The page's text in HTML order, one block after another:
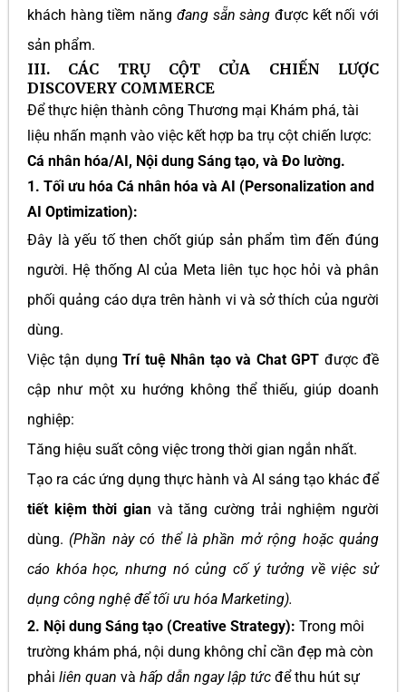
khách hàng tiềm năng đang sẵn sàng được kết nối với
sản phẩm.
III. CÁC TRỤ CỘT CỦA CHIẾN LƯỢC
DISCOVERY COMMERCE
Để thực hiện thành công Thương mại Khám phá, tài
liệu nhấn mạnh vào việc kết hợp ba trụ cột chiến lược:
Cá nhân hóa/AI, Nội dung Sáng tạo, và Đo lường.
1. Tối ưu hóa Cá nhân hóa và AI (Personalization and
AI Optimization):
Đây là yếu tố then chốt giúp sản phẩm tìm đến đúng
người. Hệ thống AI của Meta liên tục học hỏi và phân
phối quảng cáo dựa trên hành vi và sở thích của người
dùng.
Việc tận dụngTrí tuệ Nhân tạo và Chat GPT được đề
cập như một xu hướng không thể thiếu, giúp doanh
nghiệp:
Tăng hiệu suất công việc trong thời gian ngắn nhất.
Tạo ra các ứng dụng thực hành và AI sáng tạo khác để
tiết kiệm thời gian và tăng cường trải nghiệm người
dùng. (Phần này có thể là phần mở rộng hoặc quảng
cáo khóa học, nhưng nó củng cố ý tưởng về việc sử
dụng công nghệ để tối ưu hóa Marketing).
2. Nội dung Sáng tạo (Creative Strategy): Trong môi
trường khám phá, nội dung không chỉ cần đẹp mà còn
phải liên quan và hấp dẫn ngay lập tức để thu hút sự